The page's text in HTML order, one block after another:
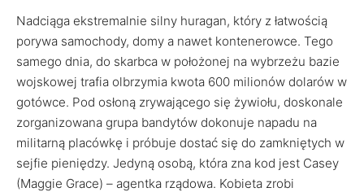
Nadciąga ekstremalnie silny huragan, który z łatwością
porywa samochody, domy a nawet kontenerowce. Tego
samego dnia, do skarbca w położonej na wybrzeżu bazie
wojskowej trafia olbrzymia kwota 600 milionów dolarów w
gotówce. Pod osłoną zrywającego się żywiołu, doskonale
zorganizowana grupa bandytów dokonuje napadu na
militarną placówkę i próbuje dostać się do zamkniętych w
sejfie pieniędzy. Jedyną osobą, która zna kod jest Casey
(Maggie Grace) – agentka rządowa. Kobieta zrobi